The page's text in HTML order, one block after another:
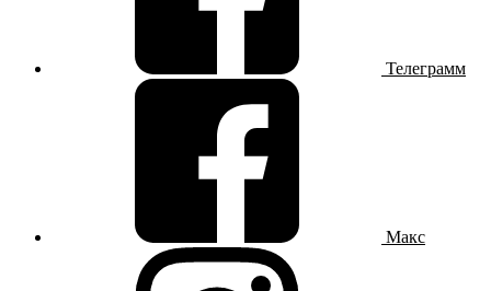
Телеграмм
Макс